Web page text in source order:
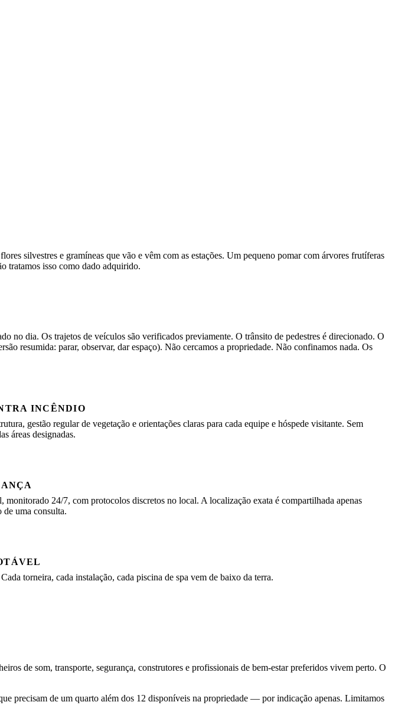
silvestres e gramíneas que vão e vêm com as estações. Um pequeno pomar com árvores frutíferas
tratamos isso como dado adquirido.
no dia. Os trajetos de veículos são verificados previamente. O trânsito de pedestres é direcionado. O
resumida: parar, observar, dar espaço). Não cercamos a propriedade. Não confinamos nada. Os
INCÊNDIO
gestão regular de vegetação e orientações claras para cada equipe e hóspede visitante. Sem
áreas designadas.
24/7, com protocolos discretos no local. A localização exata é compartilhada apenas
de uma consulta.
torneira, cada instalação, cada piscina de spa vem de baixo da terra.
de som, transporte, segurança, construtores e profissionais de bem-estar preferidos vivem perto. O
precisam de um quarto além dos 12 disponíveis na propriedade — por indicação apenas. Limitamos